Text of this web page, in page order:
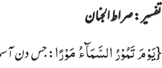
تفسیر : ‎صراط الجنان
{یَوْمَ تَمُوْرُ السَّمَآءُ مَوْرًا: جس دن